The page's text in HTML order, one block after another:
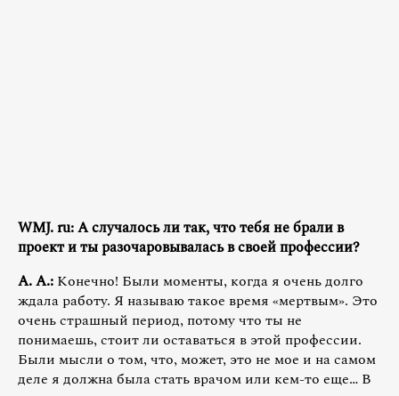
WMJ. ru: А случалось ли так, что тебя не брали в
проект и ты разочаровывалась в своей профессии?
А. А.: Конечно! Были моменты, когда я очень долго
ждала работу. Я называю такое время «мертвым». Это
очень страшный период, потому что ты не
понимаешь, стоит ли оставаться в этой профессии.
Были мысли о том, что, может, это не мое и на самом
деле я должна была стать врачом или кем-то еще… В